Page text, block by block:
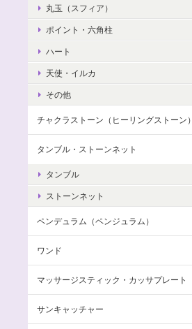
丸玉（スフィア）
ポイント・六角柱
ハート
天使・イルカ
その他
チャクラストーン（ヒーリングストーン）
タンブル・ストーンネット
タンブル
ストーンネット
ペンデュラム（ペンジュラム）
ワンド
マッサージスティック・カッサプレート
サンキャッチャー